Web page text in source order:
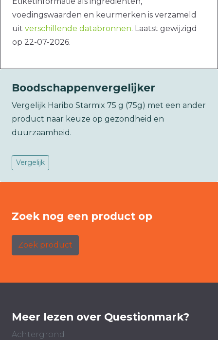
voedingswaarden en keurmerken is verzameld
uit verschillende databronnen. Laatst gewijzigd
op 22-07-2026.
Boodschappenvergelijker
Vergelijk Haribo Starmix 75 g (75g) met een ander
product naar keuze op gezondheid en
duurzaamheid.
Vergelijk
Zoek nog een product op
Zoek product
Meer lezen over Questionmark?
Achtergrond